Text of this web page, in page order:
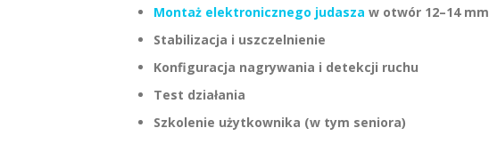
Montaż elektronicznego judasza w otwór 12–14 mm
Stabilizacja i uszczelnienie
Konfiguracja nagrywania i detekcji ruchu
Test działania
Szkolenie użytkownika (w tym seniora)